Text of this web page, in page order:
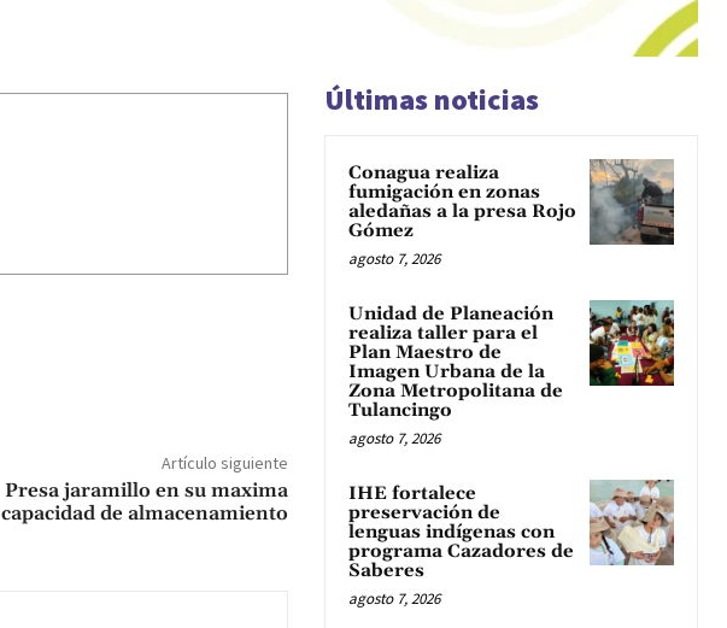
Artículo siguiente
Presa jaramillo en su maxima
capacidad de almacenamiento
Últimas noticias
Conagua realiza
fumigación en zonas
aledañas a la presa Rojo
Gómez
agosto 7, 2026
Unidad de Planeación
realiza taller para el
Plan Maestro de
Imagen Urbana de la
Zona Metropolitana de
Tulancingo
agosto 7, 2026
IHE fortalece
preservación de
lenguas indígenas con
programa Cazadores de
Saberes
agosto 7, 2026